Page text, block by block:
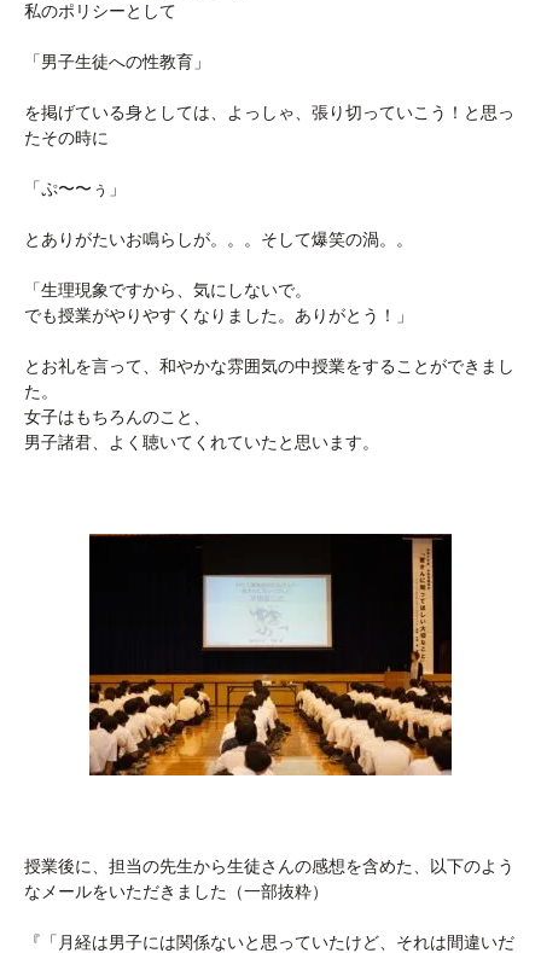
私のポリシーとして
「男子生徒への性教育」
を掲げている身としては、よっしゃ、張り切っていこう！と思っ
たその時に
「ぷ〜〜ぅ」
とありがたいお鳴らしが。。。そして爆笑の渦。。
「生理現象ですから、気にしないで。
でも授業がやりやすくなりました。ありがとう！」
とお礼を言って、和やかな雰囲気の中授業をすることができまし
た。
女子はもちろんのこと、
男子諸君、よく聴いてくれていたと思います。
授業後に、担当の先生から生徒さんの感想を含めた、以下のよう
なメールをいただきました（一部抜粋）
『「月経は男子には関係ないと思っていたけど、 それは間違いだ